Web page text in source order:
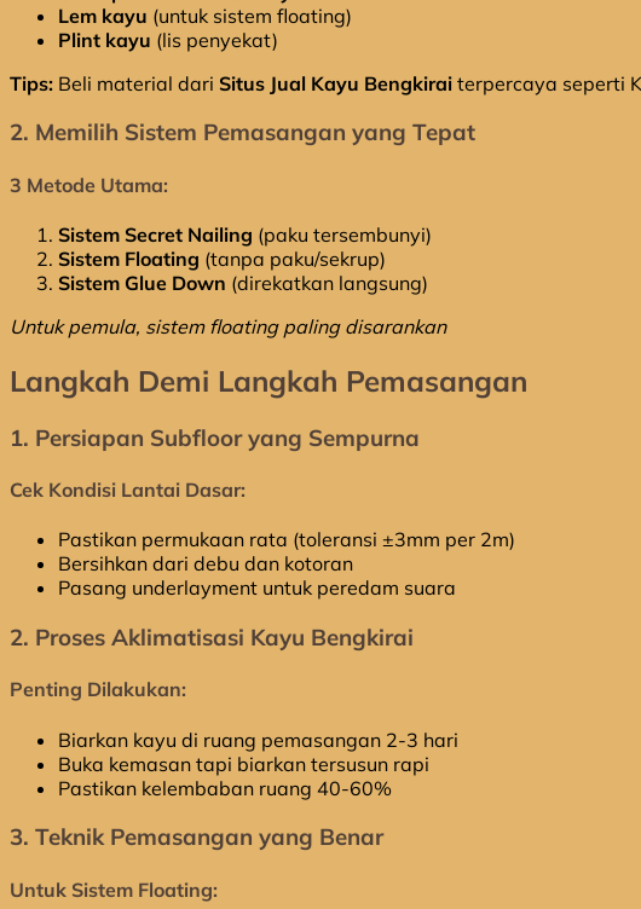
Lem kayu (untuk sistem floating)
Plint kayu (lis penyekat)
Tips: Beli material dari Situs Jual Kayu Bengkirai terpercaya seperti
2. Memilih Sistem Pemasangan yang Tepat
3 Metode Utama:
Sistem Secret Nailing (paku tersembunyi)
Sistem Floating (tanpa paku/sekrup)
Sistem Glue Down (direkatkan langsung)
Untuk pemula, sistem floating paling disarankan
Langkah Demi Langkah Pemasangan
1. Persiapan Subfloor yang Sempurna
Cek Kondisi Lantai Dasar:
Pastikan permukaan rata (toleransi ±3mm per 2m)
Bersihkan dari debu dan kotoran
Pasang underlayment untuk peredam suara
2. Proses Aklimatisasi Kayu Bengkirai
Penting Dilakukan:
Biarkan kayu di ruang pemasangan 2-3 hari
Buka kemasan tapi biarkan tersusun rapi
Pastikan kelembaban ruang 40-60%
3. Teknik Pemasangan yang Benar
Untuk Sistem Floating: